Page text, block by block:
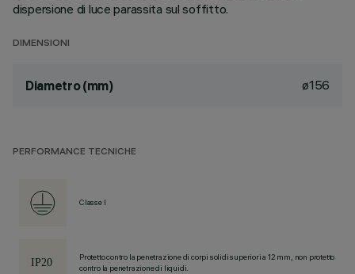
dispersione di luce parassita sul soffitto.
DIMENSIONI
Diametro (mm) ø156
PERFORMANCE TECNICHE
Classe I
Protetto contro la penetrazione di corpi solidi superiori a 12 mm, non protetto
contro la penetrazione di liquidi.